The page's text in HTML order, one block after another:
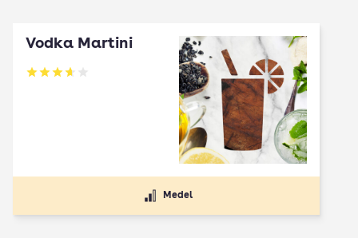
Vodka Martini
Betyg: 3.62 av 5
Medel